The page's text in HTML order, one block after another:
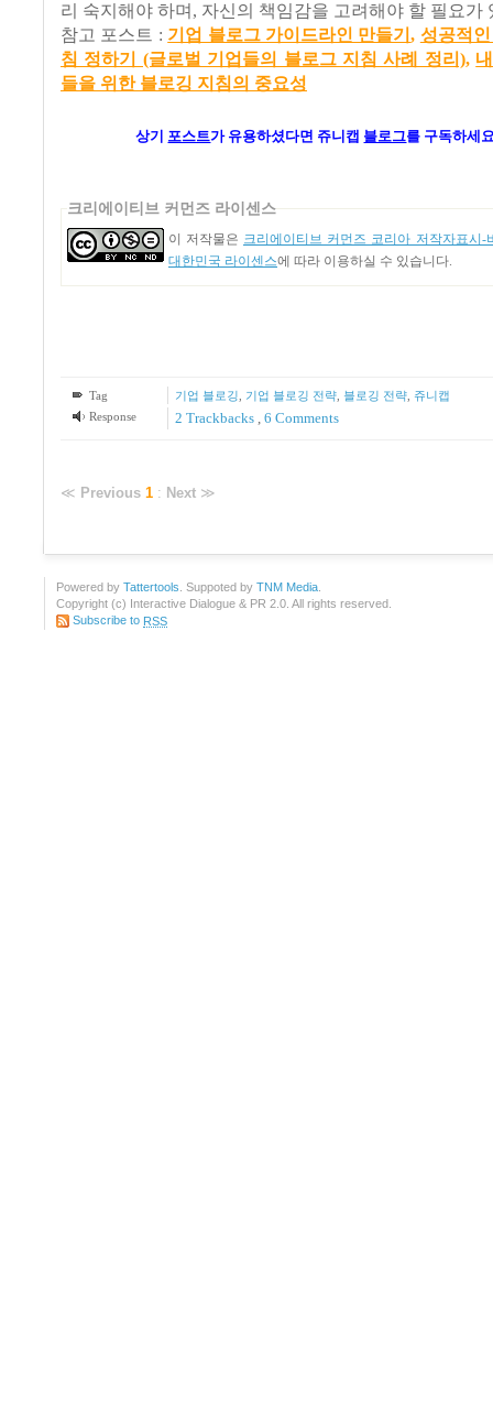
리 숙지해야 하며, 자신의 책임감을 고려해야 할 필요가
참고 포스트 : 기업 블로그 가이드라인 만들기, 성공적
침 정하기 (글로벌 기업들의 블로그 지침 사례 정리),
들을 위한 블로깅 지침의 중요성
상기 포스트가유용하셨다면 쥬니캡 블로그를 구독하세
크리에이티브 커먼즈 라이센스
이 저작물은 크리에이티브 커먼즈 코리아 저작자표시-
대한민국 라이센스에 따라 이용하실 수 있습니다.
Tag 기업 블로깅 기업 블로깅 전략, 블로깅 전략, 쥬니캡
Response
2 Trackbacks , 6 Comments
≪ Previous 1 : Next ≫
Powered by Tattertools . Suppoted by TNM Media
Copyright (c) Interactive Dialogue & PR 2.0. All rights reserved.
Subscribe to RSS